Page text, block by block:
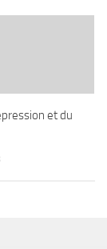
et du